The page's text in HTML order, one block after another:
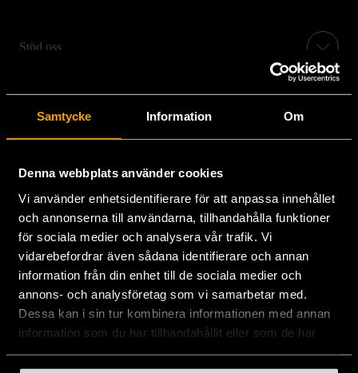
Samtycke Information Om
Denna webbplats använder cookies
Vi använder enhetsidentifierare för att anpassa innehållet
och annonserna till användarna, tillhandahålla funktioner
för sociala medier och analysera vår trafik. Vi
vidarebefordrar även sådana identifierare och annan
information från din enhet till de sociala medier och
annons- och analysföretag som vi samarbetar med.
Dessa kan i sin tur kombinera informationen med annan
information som du har tillhandahållit eller som de har
Stöd oss
Hitta till oss
Handla second hand online
Stockholms Stadsmission
Huvudkontor: